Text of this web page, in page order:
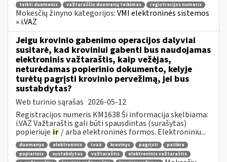
teikti duomenis
važtaraščio duomenų teikimas registracijos numeris
Mokesčių žinyno kategorijos:VMI elektroninės sistemos
» i.VAZ
Jeigu krovinio gabenimo operacijos dalyviai
susitarė, kad kroviniui gabenti bus naudojamas
elektroninis važtaraštis, kaip vežėjas,
neturėdamas popierinio dokumento, kelyje
turėtų pagrįsti krovinio pervežimą, jei bus
sustabdytas?
Web turinio sąrašas 2026-05-12
Registracijos numeris KM1638 Ši informacija skelbiama:
i.VAZ Važtaraštis gali būti spausdintas (surašytas)
popieriuje ir / arba elektroninės formos. Elektroniniu...
duomenys elektroninis i.vaz krovinys pagrįsti
patikra
popierinis
sustabdytas važtaraštis
elektroninis važtaraštis